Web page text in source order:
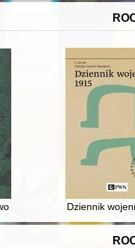
mniejszościowe w
Dziennik